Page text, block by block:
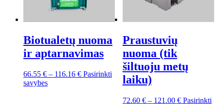
Biotualetų nuoma
ir aptarnavimas
66.55 € – 116.16 €Price
Pasirinkti
savybesThis
Praustuvių
nuoma (tik
šiltuoju metų
laiku)
72.60 € – 121.00 €Price
Pasirinkti